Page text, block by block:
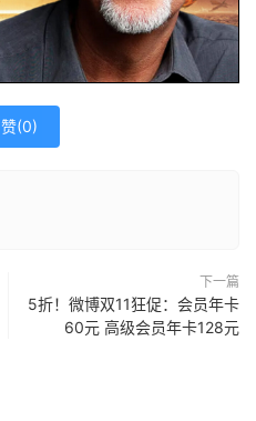
赞(0)
下一篇
5折！微博双11狂促：会员年卡
60元 高级会员年卡128元